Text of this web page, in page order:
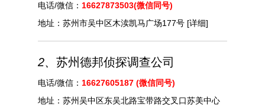
电话/微信： 16627873503(微信同号)
地址： 苏州市吴中区木渎凯马广场177号 [详细]
2、 苏州德邦侦探调查公司
电话/微信： 16627605187 (微信同号)
地址： 苏州吴中区东吴北路宝带路交叉口苏美中心